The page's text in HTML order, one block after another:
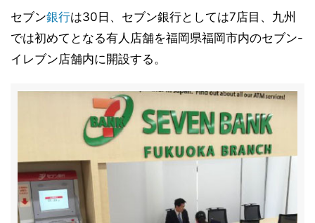
セブン銀行は30日、セブン銀行としては7店目、九州
では初めてとなる有人店舗を福岡県福岡市内のセブン-
イレブン店舗内に開設する。